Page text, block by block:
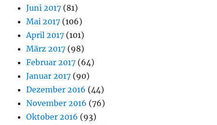
Juni 2017 (81)
Mai 2017 (106)
April 2017 (101)
März 2017 (98)
Februar 2017 (64)
Januar 2017 (90)
Dezember 2016 (44)
November 2016 (76)
Oktober 2016 (93)